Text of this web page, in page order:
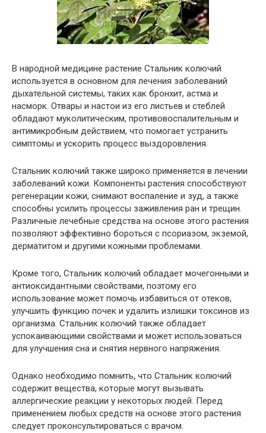
В народной медицине растение Стальник колючий
используется в основном для лечения заболеваний
дыхательной системы, таких как бронхит, астма и
насморк. Отвары и настои из его листьев и стеблей
обладают муколитическим, противовоспалительным и
антимикробным действием, что помогает устранить
симптомы и ускорить процесс выздоровления.
Стальник колючий также широко применяется в лечении
заболеваний кожи. Компоненты растения способствуют
регенерации кожи, снимают воспаление и зуд, а также
способны усилить процессы заживления ран и трещин.
Различные лечебные средства на основе этого растения
позволяют эффективно бороться с псориазом, экземой,
дерматитом и другими кожными проблемами.
Кроме того, Стальник колючий обладает мочегонными и
антиоксидантными свойствами, поэтому его
использование может помочь избавиться от отеков,
улучшить функцию почек и удалить излишки токсинов из
организма. Стальник колючий также обладает
успокаивающими свойствами и может использоваться
для улучшения сна и снятия нервного напряжения.
Однако необходимо помнить, что Стальник колючий
содержит вещества, которые могут вызывать
аллергические реакции у некоторых людей. Перед
применением любых средств на основе этого растения
следует проконсультироваться с врачом.